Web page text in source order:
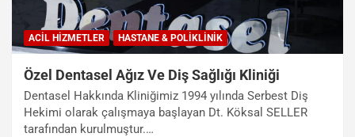
ACIL HIZMETLER HASTANE & POLIKLINIK
Özel Dentasel Ağız Ve Diş Sağlığı Kliniği
Dentasel Hakkında Kliniğimiz 1994 yılında Serbest Diş
Hekimi olarak çalışmaya başlayan Dt. Köksal SELLER
tarafından kurulmuştur.…